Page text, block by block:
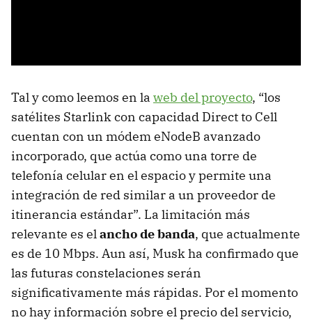
Tal y como leemos en la web del proyecto, “los
satélites Starlink con capacidad Direct to Cell
cuentan con un módem eNodeB avanzado
incorporado, que actúa como una torre de
telefonía celular en el espacio y permite una
integración de red similar a un proveedor de
itinerancia estándar”. La limitación más
relevante es elancho de banda, que actualmente
es de 10 Mbps. Aun así, Musk ha confirmado que
las futuras constelaciones serán
significativamente más rápidas. Por el momento
no hay información sobre el precio del servicio,